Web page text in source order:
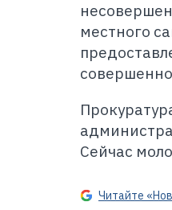
местного
Сейчас
Читайте